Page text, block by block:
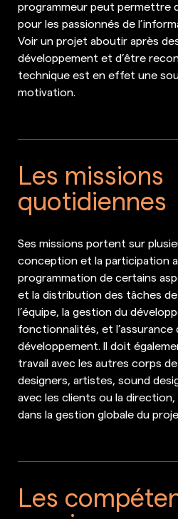
programmeur peut permettre
pour les passionnés de
Voir un projet aboutir après
développement et d’être
technique est en effet une
motivation.
Les missions
quotidiennes
Ses missions portent sur
conception et la participation
programmation de certains
et la distribution des tâches
l’équipe, la gestion du
fonctionnalités, et
développement. Il doit
travail avec les autres corps
designers, artistes, sound
avec les clients ou la
dans la gestion globale du
Les